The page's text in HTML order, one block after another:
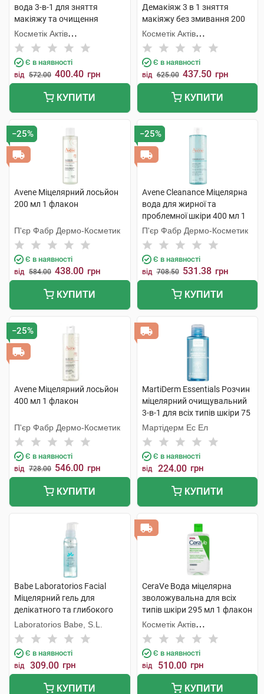
вода 3-в-1 для зняття
макіяжу та очищення
жирної чутливої шкіри
обличчя та очей 200 мл 1
флакон
Косметік Актів
Інтернаціональ
Є в наявності
від 572.00 400.40 грн
КУПИТИ
Демакіяж 3 в 1 зняття
макіяжу без змивання 200
мл 1 туба
Косметік Актів
Інтернаціональ
Є в наявності
від 625.00 437.50 грн
КУПИТИ
−25%
Avene Міцелярний лосьйон
200 мл 1 флакон
П'єр Фабр Дермо-Косметик
Є в наявності
від 584.00 438.00 грн
КУПИТИ
−25%
Avene Cleanance Міцелярна
вода для жирної та
проблемної шкіри 400 мл 1
флакон
П'єр Фабр Дермо-Косметик
Є в наявності
від 708.50 531.38 грн
КУПИТИ
−25%
Avene Міцелярний лосьйон
400 мл 1 флакон
П'єр Фабр Дермо-Косметик
Є в наявності
від 728.00 546.00 грн
КУПИТИ
MartiDerm Essentials Розчин
міцелярний очищувальний
3-в-1 для всіх типів шкіри 75
мл 1 флакон
Мартідерм Ес Ел
Є в наявності
від 224.00 грн
КУПИТИ
Babe Laboratorios Facial
Міцелярний гель для
делікатного та глибокого
очищення 90 мл 1 флакон
Laboratorios Babe, S.L.
Є в наявності
від 309.00 грн
КУПИТИ
CeraVe Вода міцелярна
зволожувальна для всіх
типів шкіри 295 мл 1 флакон
Косметік Актів
Інтернаціональ
Є в наявності
від 510.00 грн
КУПИТИ